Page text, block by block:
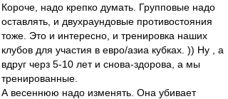
Короче, надо крепко думать. Групповые надо
оставлять, и двухраундовые противостояния
тоже. Это и интересно, и тренировка наших
клубов для участия в евро/азиа кубках. )) Ну , а
вдруг черз 5-10 лет и снова-здорова, а мы
тренированные.
А весеннюю надо изменять. Она убивает